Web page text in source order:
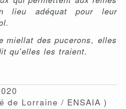
lieu adéquat pour leur
miellat des pucerons, elles
qu'elles les traient.
de Lorraine / ENSAIA )